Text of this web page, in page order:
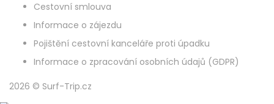
Cestovní smlouva
Informace o zájezdu
Pojištění cestovní kanceláře proti úpadku
Informace o zpracování osobních údajů (GDPR)
2026 © Surf-Trip.cz